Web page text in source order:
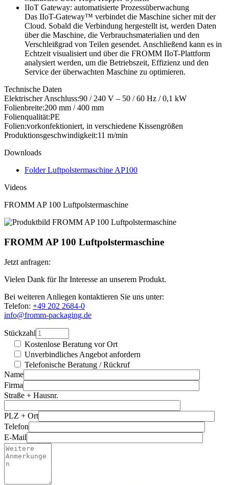
IIoT Gateway: automatisierte Prozessüberwachung
Das IIoT-Gateway™ verbindet die Maschine sicher mit der
Cloud. Sobald die Verbindung hergestellt ist, werden Daten
über die Maschine, die Verbrauchsmaterialien und den
Verschleißgrad von Teilen gesendet. Anschließend kann es in
Echtzeit visualisiert und über die FROMM IIoT-Plattform
analysiert werden, um die Betriebszeit, Effizienz und den
Service der überwachten Maschine zu optimieren.
Technische Daten
Elektrischer Anschluss:90 / 240 V – 50 / 60 Hz / 0,1 kW
Folienbreite:200 mm / 400 mm
Folienqualität:PE
Folien:vorkonfektioniert, in verschiedene Kissengrößen
Produktionsgeschwindigkeit:11 m/min
Downloads
Folder Luftpolstermaschine AP100
Videos
FROMM AP 100 Luftpolstermaschine
FROMM AP 100 Luftpolstermaschine
Jetzt anfragen:
Vielen Dank für Ihr Interesse an unserem Produkt.
Bei weiteren Anliegen kontaktieren Sie uns unter:
Telefon: +49 202 2684-0
info@fromm-packaging.de
Stückzahl
Kostenlose Beratung vor Ort
Unverbindliches Angebot anfordern
Telefonische Beratung / Rückruf
Name
Firma
Straße + Hausnr.
PLZ + Ort
Telefon
E-Mail